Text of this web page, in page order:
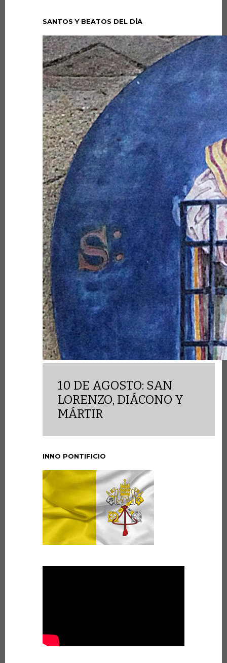
SANTOS Y BEATOS DEL DÍA
10 DE AGOSTO: SAN
LORENZO, DIÁCONO Y
MÁRTIR
INNO PONTIFICIO